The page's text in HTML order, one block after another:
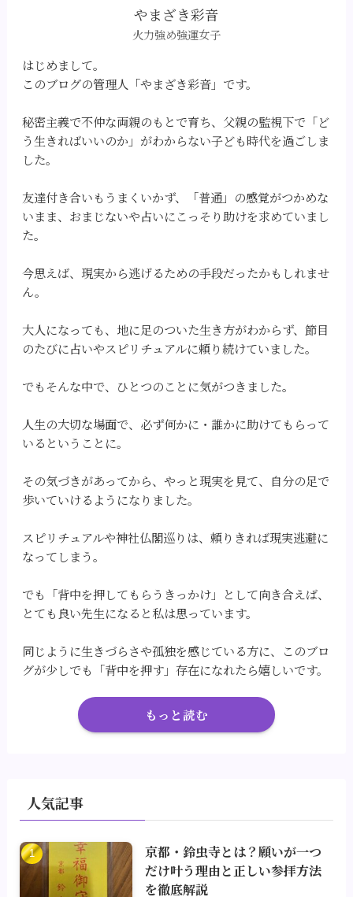
やまざき彩音
火力強め強運女子
はじめまして。
このブログの管理人「やまざき彩音」です。
秘密主義で不仲な両親のもとで育ち、父親の監視下で「ど
う生きればいいのか」がわからない子ども時代を過ごしま
した。
友達付き合いもうまくいかず、「普通」の感覚がつかめな
いまま、おまじないや占いにこっそり助けを求めていまし
た。
今思えば、現実から逃げるための手段だったかもしれませ
ん。
大人になっても、地に足のついた生き方がわからず、節目
のたびに占いやスピリチュアルに頼り続けていました。
でもそんな中で、ひとつのことに気がつきました。
人生の大切な場面で、必ず何かに・誰かに助けてもらって
いるということに。
その気づきがあってから、やっと現実を見て、自分の足で
歩いていけるようになりました。
スピリチュアルや神社仏閣巡りは、頼りきれば現実逃避に
なってしまう。
でも「背中を押してもらうきっかけ」として向き合えば、
とても良い先生になると私は思っています。
同じように生きづらさや孤独を感じている方に、このブロ
グが少しでも「背中を押す」存在になれたら嬉しいです。
もっと読む
人気記事
京都・鈴虫寺とは？願いが一つ
だけ叶う理由と正しい参拝方法
を徹底解説